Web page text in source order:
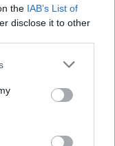
the IAB’s List of
disclose it to other
or more Google
You may click to
party tags to
in below Google
akik az utolsó